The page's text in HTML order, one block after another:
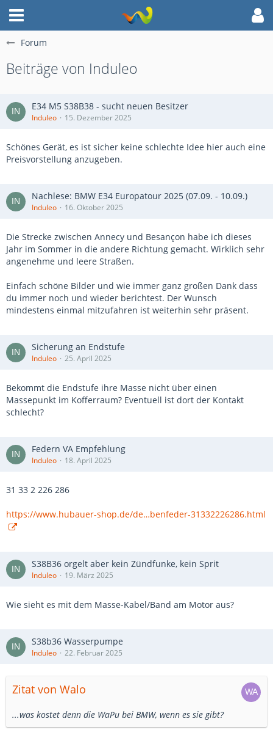
Forum
Beiträge von Induleo
E34 M5 S38B38 - sucht neuen Besitzer
Induleo 15. Dezember 2025
Schönes Gerät, es ist sicher keine schlechte Idee hier auch eine
Preisvorstellung anzugeben.
Nachlese: BMW E34 Europatour 2025 (07.09. - 10.09.)
Induleo 16. Oktober 2025
Die Strecke zwischen Annecy und Besançon habe ich dieses
Jahr im Sommer in die andere Richtung gemacht. Wirklich sehr
angenehme und leere Straßen.
Einfach schöne Bilder und wie immer ganz großen Dank dass
du immer noch und wieder berichtest. Der Wunsch
mindestens einmal mitzufahren ist weiterhin sehr präsent.
Sicherung an Endstufe
Induleo 25. April 2025
Bekommt die Endstufe ihre Masse nicht über einen
Massepunkt im Kofferraum? Eventuell ist dort der Kontakt
schlecht?
Federn VA Empfehlung
Induleo 18. April 2025
31 33 2 226 286
https://www.hubauer-shop.de/de…benfeder-31332226286.html
S38B36 orgelt aber kein Zündfunke, kein Sprit
Induleo 19. März 2025
Wie sieht es mit dem Masse-Kabel/Band am Motor aus?
S38b36 Wasserpumpe
Induleo 22. Februar 2025
Zitat von Walo
...was kostet denn die WaPu bei BMW, wenn es sie gibt?